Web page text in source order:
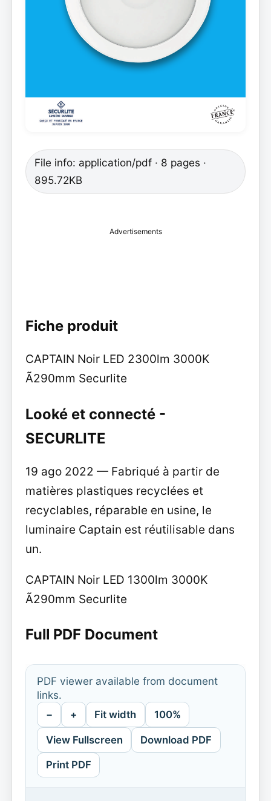
File info: application/pdf · 8 pages ·
895.72KB
Advertisements
Fiche produit
CAPTAIN Noir LED 2300lm 3000K
Ã290mm Securlite
Looké et connecté -
SECURLITE
19 ago 2022 — Fabriqué à partir de
matières plastiques recyclées et
recyclables, réparable en usine, le
luminaire Captain est réutilisable dans
un.
CAPTAIN Noir LED 1300lm 3000K
Ã290mm Securlite
Full PDF Document
PDF viewer available from document
links.
− + Fit width 100%
View Fullscreen Download PDF
Print PDF